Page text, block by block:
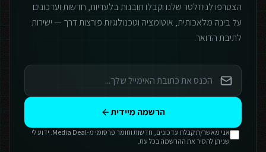
הצטרפו לניוזלטר שלנו וקבלו תובנות בלעדיות, חדשות ועדכונים
על בינה מלאכותית, אוטומציה וטכנולוגיות פורצות דרך — ישירות
לתיבת הדואר.
הרשמה מיידית
אני מאשר/ת קבלת עדכונים, חדשות וחומר פרסומי מ-Media Deal. ידוע לי
שניתן להסיר את ההרשמה בכל עת.